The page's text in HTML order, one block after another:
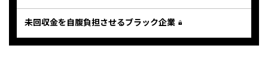
未回収金を自腹負担させるブラック企業